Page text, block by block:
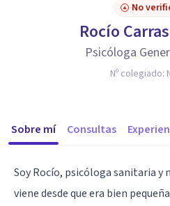
No
Rocío
Psicóloga
Nº colegiado:
Sobre mí Consultas
Soy Rocío, psicóloga sanitaria
viene desde que era bien